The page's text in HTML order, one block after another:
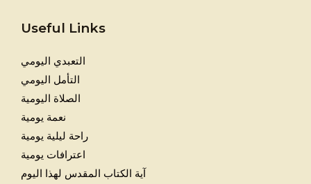
Useful Links
التعبدي اليومي
التأمل اليومي
الصلاة اليومية
نعمة يومية
راحة ليلية يومية
اعترافات يومية
آية الكتاب المقدس لهذا اليوم